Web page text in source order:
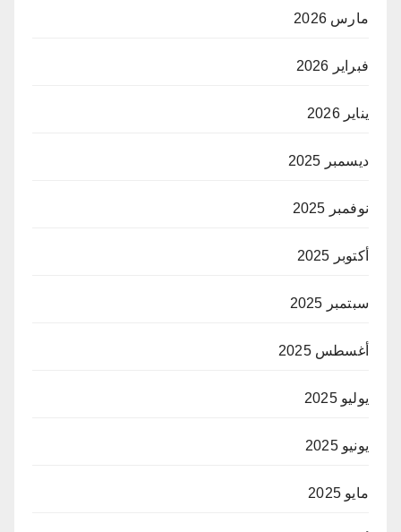
مارس 2026
فبراير 2026
يناير 2026
ديسمبر 2025
نوفمبر 2025
أكتوبر 2025
سبتمبر 2025
أغسطس 2025
يوليو 2025
يونيو 2025
مايو 2025